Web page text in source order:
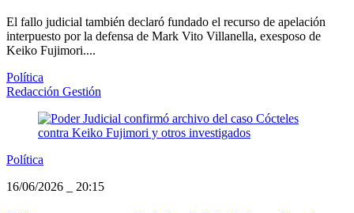
El fallo judicial también declaró fundado el recurso de apelación
interpuesto por la defensa de Mark Vito Villanella, exesposo de
Keiko Fujimori....
Política
Redacción Gestión
Política
16/06/2026
20:15